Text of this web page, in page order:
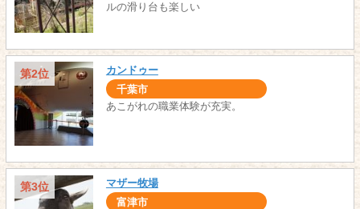
ルの滑り台も楽しい
第2位 カンドゥー
千葉市
あこがれの職業体験が充実。
第3位 マザー牧場
富津市